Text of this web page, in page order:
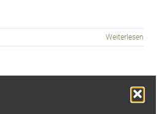
Weiterlesen